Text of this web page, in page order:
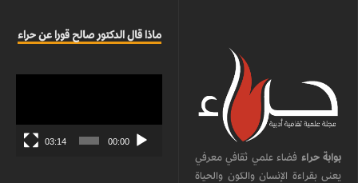
بوابة حراء فضاء علمي ثقافي معرفي
يعنى بقراءة الإنسان والكون والحياة
ماذا قال الدكتور صالح قورا عن حراء
00:00
03:14